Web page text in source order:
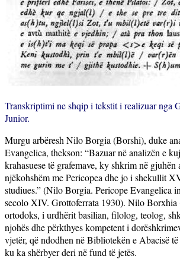
Transkriptimi ne shqip i tekstit i realizuar nga
Junior.
Murgu arbëresh Nilo Borgia (Borshi), duke
Evangelica, thekson: “Bazuar në analizën e
krahasuese të grafemave, ky shkrim në gjuhën
njëkohshëm me Pericopea dhe jo i shekullit
studiues.” (Nilo Borgia. Pericope Evangelica
secolo XIV. Grottoferrata 1930). Nilo
ortodoks, i urdhërit basilian, filolog, teolog,
njohës dhe përkthyes kompetent i
vjetër, që ndodhen në Bibliotekën e Abacisë
ku ka shërbyer deri në fund të jetës.